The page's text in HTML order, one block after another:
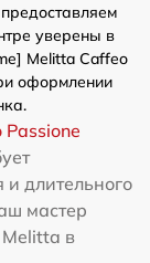
уверены в
Melitta Caffeo
оформлении
длительного
мастер
Melitta в